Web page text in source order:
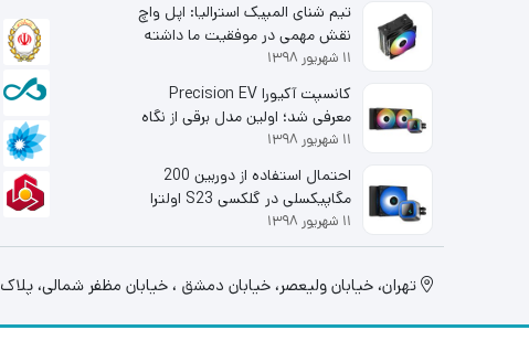
تیم شنای المپیک استرالیا: اپل واچ
نقش مهمی در موفقیت ما داشته
است
۱۱ شهریور ۱۳۹۸
کانسپت آکیورا Precision EV
معرفی شد؛ اولین مدل برقی از نگاه
شاخه لوکس هوندا
۱۱ شهریور ۱۳۹۸
احتمال استفاده از دوربین 200
مگاپیکسلی در گلکسی S23 اولترا
قوت گرفت
۱۱ شهریور ۱۳۹۸
تهران، خيابان وليعصر، خیابان دمشق ، خیابان مظفر شمالی، پلاک 130، طبقه اول، واحد2